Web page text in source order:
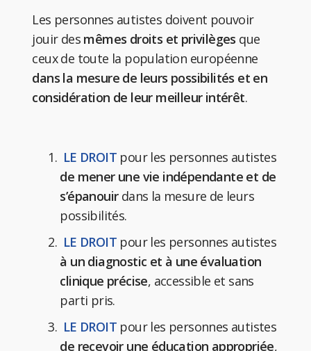
Les personnes autistes doivent pouvoir
jouir des mêmes droits et privilèges que
ceux de toute la population européenne
dans la mesure de leurs possibilités et en
considération de leur meilleur intérêt.
LE DROITpour les personnes autistes
de mener une vie indépendante et de
s’épanouirdans la mesure de leurs
possibilités.
LE DROITpour les personnes autistes
à un diagnostic et à une évaluation
clinique précise, accessible et sans
parti pris.
LE DROITpour les personnes autistes
de recevoir une éducation appropriée,